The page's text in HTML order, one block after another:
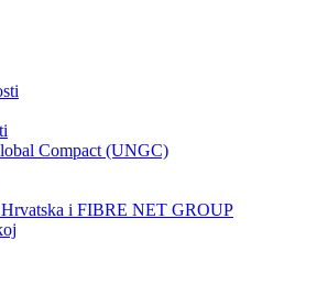
Compact (UNGC)
i FIBRE NET GROUP